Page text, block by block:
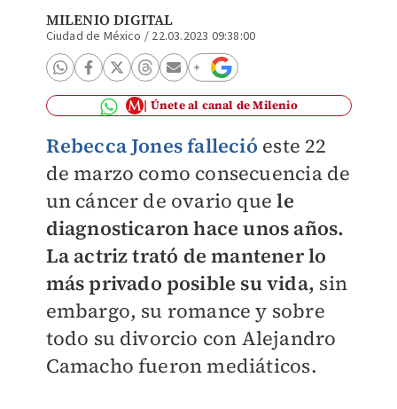
MILENIO DIGITAL
Ciudad de México / 22.03.2023 09:38:00
Únete al canal de Milenio
Rebecca Jones falleció este 22
de marzo como consecuencia de
un cáncer de ovario quele
diagnosticaron hace unos años.
La actriz trató de mantener lo
más privado posible su vida, sin
embargo, su romance y sobre
todo su divorcio con Alejandro
Camacho fueron mediáticos.